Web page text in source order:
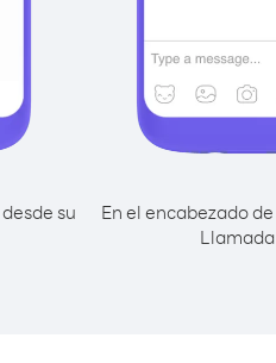
su
En el encabezado